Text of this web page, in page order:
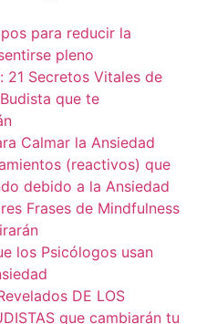
para reducir la
pleno
21 Secretos Vitales de
que te
Calmar la Ansiedad
(reactivos) que
debido a la Ansiedad
Frases de Mindfulness
los Psicólogos usan
DE LOS
que cambiarán tu